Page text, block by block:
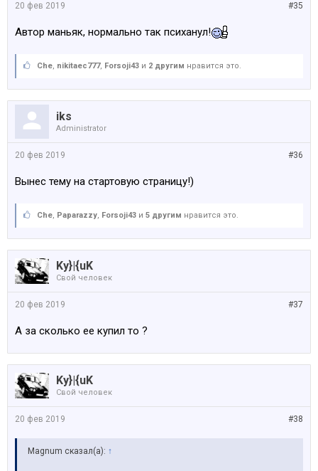
#35
20 фев 2019
Автор маньяк, нормально так психанул!
Che, nikitaec777, Forsoji43 и 2 другим нравится это.
iks
Administrator
#36
20 фев 2019
Вынес тему на стартовую страницу!)
Che, Paparazzy, Forsoji43 и 5 другим нравится это.
Ky}|{uK
Свой человек
#37
20 фев 2019
А за сколько ее купил то ?
Ky}|{uK
Свой человек
#38
20 фев 2019
Magnum сказал(а): ↑